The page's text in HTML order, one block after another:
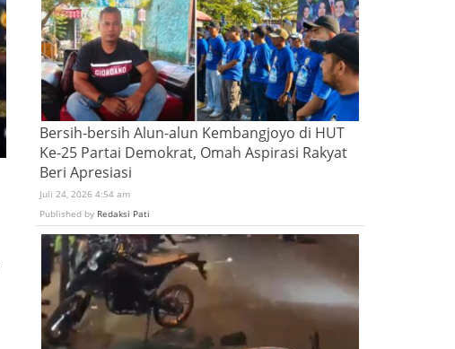
Bersih-bersih Alun-alun Kembangjoyo di HUT
Ke-25 Partai Demokrat, Omah Aspirasi Rakyat
Beri Apresiasi
Juli 24, 2026 4:54 am
Published by Redaksi Pati